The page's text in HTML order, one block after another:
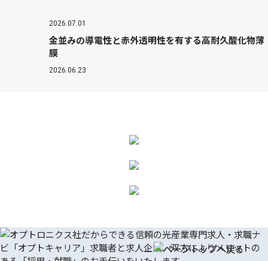
2026.07.01
金並みの導電性と赤外透明性を有する高耐久酸化物薄
膜
2026.06.23